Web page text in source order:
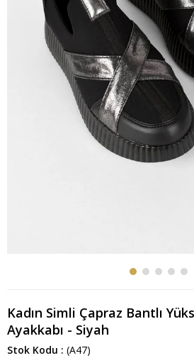
Kadın Simli Çapraz Bantlı
Ayakkabı - Siyah
Stok Kodu (A47)